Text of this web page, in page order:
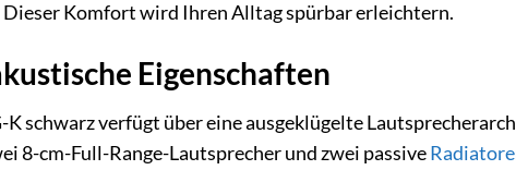
Dieser Komfort wird Ihren Alltag spürbar erleichtern.
Eigenschaften
K schwarz verfügt über eine ausgeklügelte
8-cm-Full-Range-Lautsprecher und zwei passive